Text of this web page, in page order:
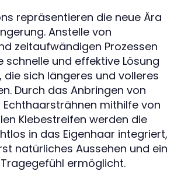
repräsentieren die neue Ära
Anstelle von
zeitaufwändigen Prozessen
schnelle und effektive Lösung
die sich längeres und volleres
Durch das Anbringen von
mithilfe von
Klebestreifen werden die
in das Eigenhaar integriert,
natürliches Aussehen und ein
ermöglicht.